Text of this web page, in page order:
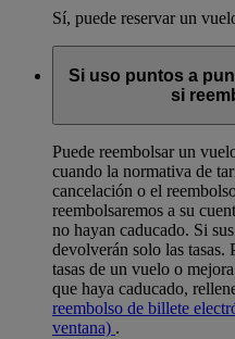
Sí, puede reservar un
Si uso puntos a
si
Puede reembolsar un
cuando la normativa de
cancelación o el
reembolsaremos a su
no hayan caducado. Si
devolverán solo las tasas.
tasas de un vuelo o
que haya caducado,
reembolso de billete
ventana) .